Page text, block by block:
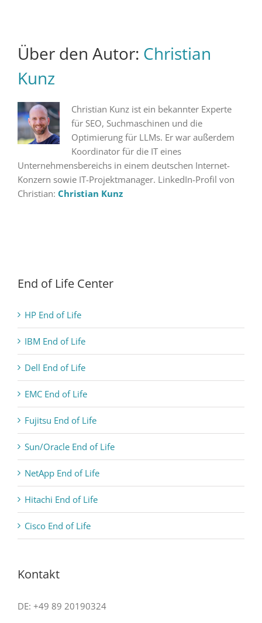
Über den Autor: Christian
Kunz
Christian Kunz ist ein bekannter Experte
für SEO, Suchmaschinen und die
Optimierung für LLMs. Er war außerdem
Koordinator für die IT eines
Unternehmensbereichs in einem deutschen Internet-
Konzern sowie IT-Projektmanager. LinkedIn-Profil von
Christian: Christian Kunz
End of Life Center
HP End of Life
IBM End of Life
Dell End of Life
EMC End of Life
Fujitsu End of Life
Sun/Oracle End of Life
NetApp End of Life
Hitachi End of Life
Cisco End of Life
Kontakt
DE: +49 89 20190324